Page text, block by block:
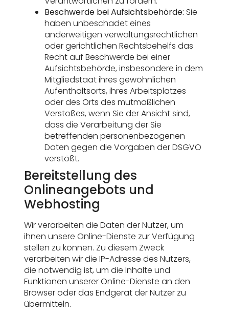
Beschwerde bei Aufsichtsbehörde: Sie
haben unbeschadet eines
anderweitigen verwaltungsrechtlichen
oder gerichtlichen Rechtsbehelfs das
Recht auf Beschwerde bei einer
Aufsichtsbehörde, insbesondere in dem
Mitgliedstaat ihres gewöhnlichen
Aufenthaltsorts, ihres Arbeitsplatzes
oder des Orts des mutmaßlichen
Verstoßes, wenn Sie der Ansicht sind,
dass die Verarbeitung der Sie
betreffenden personenbezogenen
Daten gegen die Vorgaben der DSGVO
verstößt.
Bereitstellung des
Onlineangebots und
Webhosting
Wir verarbeiten die Daten der Nutzer, um
ihnen unsere Online-Dienste zur Verfügung
stellen zu können. Zu diesem Zweck
verarbeiten wir die IP-Adresse des Nutzers,
die notwendig ist, um die Inhalte und
Funktionen unserer Online-Dienste an den
Browser oder das Endgerät der Nutzer zu
übermitteln.